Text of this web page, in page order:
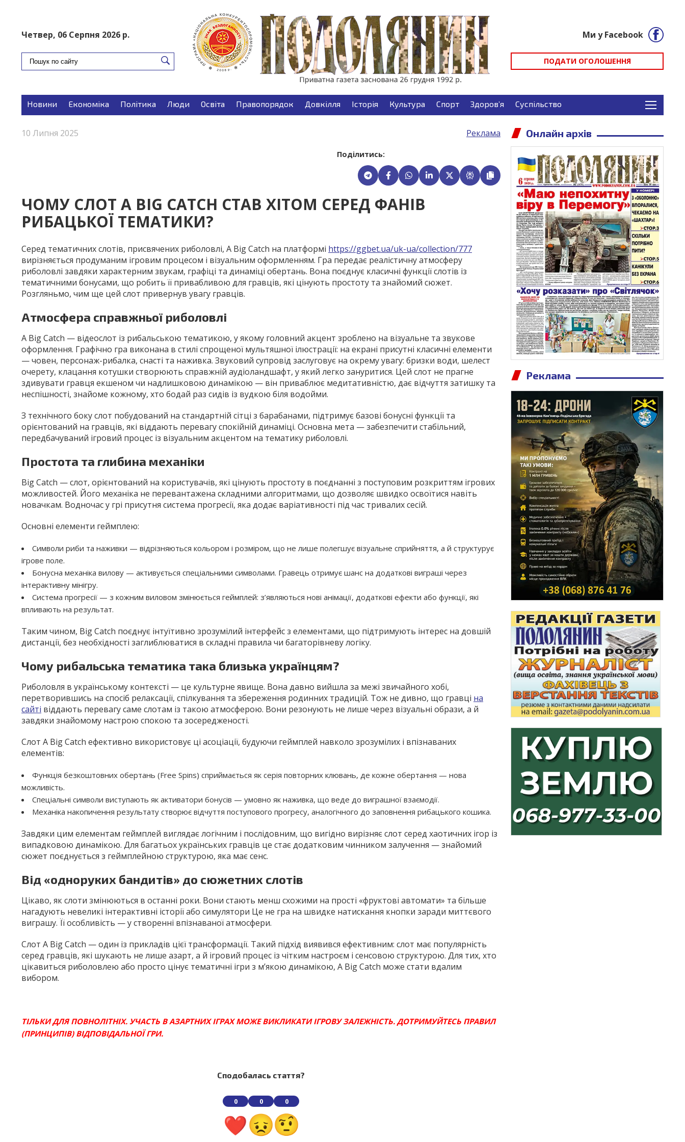
Четвер, 06 Серпня 2026 р. Ми у Facebook
ПОДАТИ ОГОЛОШЕННЯ
Новини Економіка Політика Люди Освіта Правопорядок Довкілля Історія Культура Спорт Здоров’я Суспільство
10 Липня 2025 Реклама
Поділитись:
ЧОМУ СЛОТ A BIG CATCH СТАВ ХІТОМ СЕРЕД ФАНІВ
РИБАЦЬКОЇ ТЕМАТИКИ?
Серед тематичних слотів, присвячених риболовлі, A Big Catch на платформі https://ggbet.ua/uk-ua/collection/777
вирізняється продуманим ігровим процесом і візуальним оформленням. Гра передає реалістичну атмосферу
риболовлі завдяки характерним звукам, графіці та динаміці обертань. Вона поєднує класичні функції слотів із
тематичними бонусами, що робить її привабливою для гравців, які цінують простоту та знайомий сюжет.
Розгляньмо, чим ще цей слот привернув увагу гравців.
Атмосфера справжньої риболовлі
A Big Catch — відеослот із рибальською тематикою, у якому головний акцент зроблено на візуальне та звукове
оформлення. Графічно гра виконана в стилі спрощеної мультяшної ілюстрації: на екрані присутні класичні елементи
— човен, персонаж-рибалка, снасті та наживка. Звуковий супровід заслуговує на окрему увагу: бризки води, шелест
очерету, клацання котушки створюють справжній аудіоландшафт, у який легко зануритися. Цей слот не прагне
здивувати гравця екшеном чи надлишковою динамікою — він приваблює медитативністю, дає відчуття затишку та
неспішності, знайоме кожному, хто бодай раз сидів із вудкою біля водойми.
З технічного боку слот побудований на стандартній сітці з барабанами, підтримує базові бонусні функції та
орієнтований на гравців, які віддають перевагу спокійній динаміці. Основна мета — забезпечити стабільний,
передбачуваний ігровий процес із візуальним акцентом на тематику риболовлі.
Простота та глибина механіки
Big Catch — слот, орієнтований на користувачів, які цінують простоту в поєднанні з поступовим розкриттям ігрових
можливостей. Його механіка не перевантажена складними алгоритмами, що дозволяє швидко освоїтися навіть
новачкам. Водночас у грі присутня система прогресії, яка додає варіативності під час тривалих сесій.
Основні елементи геймплею:
Символи риби та наживки — відрізняються кольором і розміром, що не лише полегшує візуальне сприйняття, а й структурує
ігрове поле.
Бонусна механіка вилову — активується спеціальними символами. Гравець отримує шанс на додаткові виграші через
інтерактивну мінігру.
Система прогресії — з кожним виловом змінюється геймплей: з’являються нові анімації, додаткові ефекти або функції, які
впливають на результат.
Таким чином, Big Catch поєднує інтуїтивно зрозумілий інтерфейс з елементами, що підтримують інтерес на довшій
дистанції, без необхідності заглиблюватися в складні правила чи багаторівневу логіку.
Чому рибальська тематика така близька українцям?
Риболовля в українському контексті — це культурне явище. Вона давно вийшла за межі звичайного хобі,
перетворившись на спосіб релаксації, спілкування та збереження родинних традицій. Тож не дивно, що гравці на
сайті віддають перевагу саме слотам із такою атмосферою. Вони резонують не лише через візуальні образи, а й
завдяки знайомому настрою спокою та зосередженості.
Слот A Big Catch ефективно використовує ці асоціації, будуючи геймплей навколо зрозумілих і впізнаваних
елементів:
Функція безкоштовних обертань (Free Spins) сприймається як серія повторних клювань, де кожне обертання — нова
можливість.
Спеціальні символи виступають як активатори бонусів — умовно як наживка, що веде до виграшної взаємодії.
Механіка накопичення результату створює відчуття поступового прогресу, аналогічного до заповнення рибацького кошика.
Завдяки цим елементам геймплей виглядає логічним і послідовним, що вигідно вирізняє слот серед хаотичних ігор із
випадковою динамікою. Для багатьох українських гравців це стає додатковим чинником залучення — знайомий
сюжет поєднується з геймплейною структурою, яка має сенс.
Від «одноруких бандитів» до сюжетних слотів
Цікаво, як слоти змінюються в останні роки. Вони стають менш схожими на прості «фруктові автомати» та більше
нагадують невеликі інтерактивні історії або симулятори Це не гра на швидке натискання кнопки заради миттєвого
виграшу. Її особливість — у створенні впізнаваної атмосфери.
Слот A Big Catch — один із прикладів цієї трансформації. Такий підхід виявився ефективним: слот має популярність
серед гравців, які шукають не лише азарт, а й ігровий процес із чітким настроєм і сенсовою структурою. Для тих, хто
цікавиться риболовлею або просто цінує тематичні ігри з м’якою динамікою, A Big Catch може стати вдалим
вибором.
ТІЛЬКИ ДЛЯ ПОВНОЛІТНІХ. УЧАСТЬ В АЗАРТНИХ ІГРАХ МОЖЕ ВИКЛИКАТИ ІГРОВУ ЗАЛЕЖНІСТЬ. ДОТРИМУЙТЕСЬ ПРАВИЛ
(ПРИНЦИПІВ) ВІДПОВІДАЛЬНОЇ ГРИ.
Сподобалась стаття?
0 0 0
Онлайн архів
Реклама